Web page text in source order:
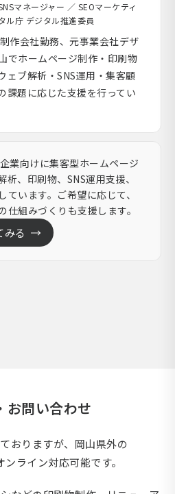
マネージャー ／ SEOマーケティ
ル庁 デジタル推進委員
作会社勤務、元事業会社デザ
でホームページ制作・印刷物
ェブ解析・SNS運用・集客顧
課題に応じた支援を行ってい
業向けに集客型ホームページ
、印刷物、SNS運用支援、
います。ご希望に応じて、
仕組みづくりも支援します。
みる
お問い合わせ
おりますが、岡山県外の
ライン対応可能です。